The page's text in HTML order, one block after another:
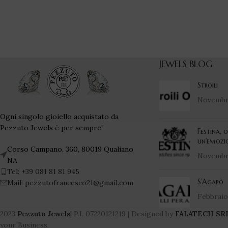
Ogni singolo gioiello acquistato da
Pezzuto Jewels è per sempre!
Corso Campano, 360, 80019 Qualiano
NA
Tel: +39 081 81 81 945
Mail: pezzutofrancesco21@gmail.com
JEWELS BLOG
Stroili
Festina,
S’Agapò
Febbraio
2023 Pezzuto Jewels| P.I. 07220121219 | Designed by FALATECH
your Business.